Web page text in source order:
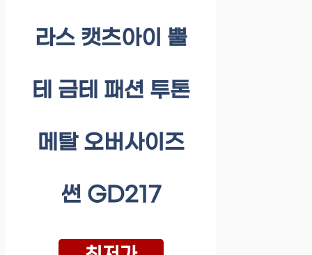
라스 캣츠아이 뿔
테 금테 패션 투톤
메탈 오버사이즈
썬 GD217